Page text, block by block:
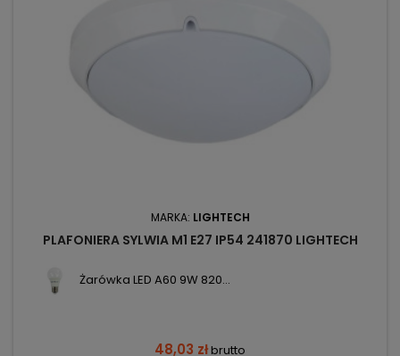
MARKA: LIGHTECH
PLAFONIERA SYLWIA M1 E27 IP54 241870 LIGHTECH
Żarówka LED A60 9W 820...
48,03 złbrutto